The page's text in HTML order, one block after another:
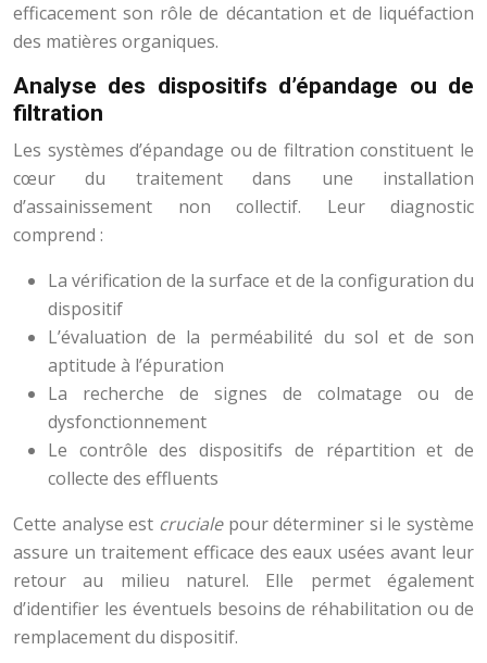
efficacement son rôle de décantation et de liquéfaction
des matières organiques.
Analyse des dispositifs d’épandage ou de
filtration
Les systèmes d’épandage ou de filtration constituent le
cœur du traitement dans une installation
d’assainissement non collectif. Leur diagnostic
comprend :
La vérification de la surface et de la configuration du
dispositif
L’évaluation de la perméabilité du sol et de son
aptitude à l’épuration
La recherche de signes de colmatage ou de
dysfonctionnement
Le contrôle des dispositifs de répartition et de
collecte des effluents
Cette analyse est cruciale pour déterminer si le système
assure un traitement efficace des eaux usées avant leur
retour au milieu naturel. Elle permet également
d’identifier les éventuels besoins de réhabilitation ou de
remplacement du dispositif.